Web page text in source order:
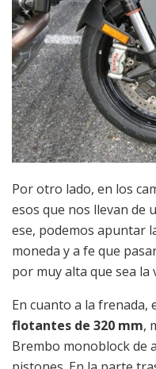
Por otro lado, en los
esos que nos llevan de
ese, podemos apuntar
moneda y a fe que
por muy alta que sea la
En cuanto a la frenada,
flotantes de 320 mm,
Brembo monoblock de